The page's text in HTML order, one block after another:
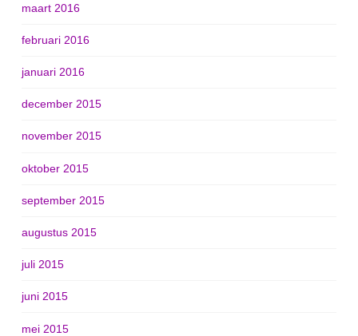
maart 2016
februari 2016
januari 2016
december 2015
november 2015
oktober 2015
september 2015
augustus 2015
juli 2015
juni 2015
mei 2015